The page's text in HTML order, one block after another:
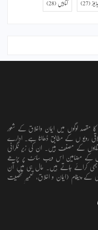
(27) کتابیں (28)
مقصد لوگوں میں ایمان واخلاق کے شعور
رویو ں کے مطابق ڈھالنا ہے۔ ادارے
کتابوں کے مصنف ہیں۔ ان کی زیر نگرانی
جس کے مضامین اس ویب سائٹ پر پڑھے
بھی کرائے جاتے ہیں۔ حال ہی میں آن
کے پیغام (ایمان و اخلاق، تعمیرِ شخصیت